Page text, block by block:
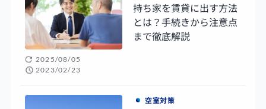
持ち家を賃貸に出す方法
とは？手続きから注意点
まで徹底解説
2025/08/05
2023/02/23
空室対策